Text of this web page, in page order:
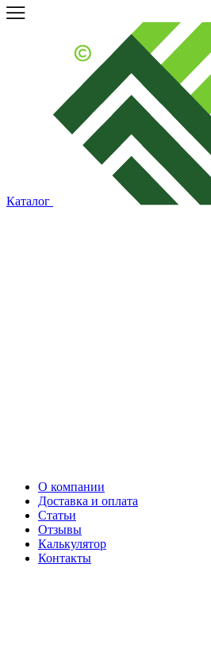
Каталог
О компании
Доставка и оплата
Статьи
Отзывы
Калькулятор
Контакты